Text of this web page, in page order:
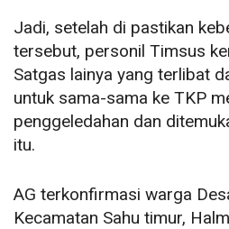
Jadi, setelah di pastikan
tersebut, personil Timsus
Satgas lainya yang terlibat
untuk sama-sama ke TKP
penggeledahan dan
itu.
AG terkonfirmasi warga
Kecamatan Sahu timur,